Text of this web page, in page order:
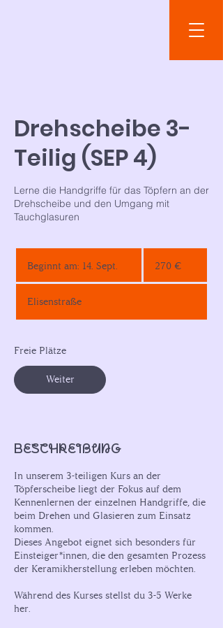
Drehscheibe 3-
Teilig (SEP 4)
Lerne die Handgriffe für das Töpfern an der
Drehscheibe und den Umgang mit
Tauchglasuren
Beginnt am: 14. Sept.
e
n
e
t
.
270 €
Elisenstraße
Freie Plätze
Weiter
Beschreibung
In unserem 3-teiligen Kurs an der
Töpferscheibe liegt der Fokus auf dem
Kennenlernen der einzelnen Handgriffe, die
beim Drehen und Glasieren zum Einsatz
kommen.
Dieses Angebot eignet sich besonders für
Einsteiger*innen, die den gesamten Prozess
der Keramikherstellung erleben möchten.
Während des Kurses stellst du 3-5 Werke
her.